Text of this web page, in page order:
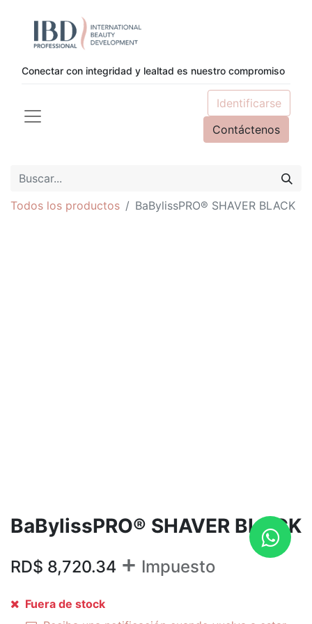
Conectar con integridad y lealtad es nuestro compromiso
Identificarse
Contáctenos
Todos los productos BaBylissPRO® SHAVER BLACK
BaBylissPRO® SHAVER BLACK
RD$ 8,720.34 + Impuesto
Fuera de stock